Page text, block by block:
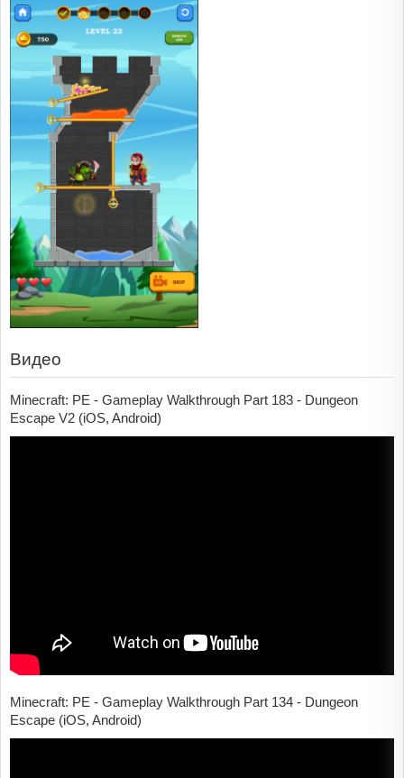
Видео
Minecraft: PE - Gameplay Walkthrough Part 183 - Dungeon
Escape V2 (iOS, Android)
Minecraft: PE - Gameplay Walkthrough Part 134 - Dungeon
Escape (iOS, Android)